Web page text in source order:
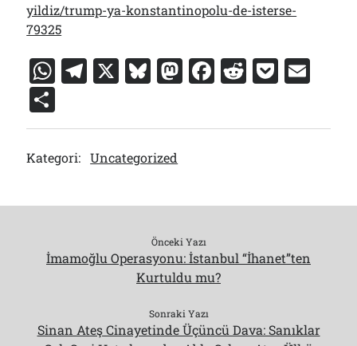
yildiz/trump-ya-konstantinopolu-de-isterse-
79325
W
at
s
A
p
T
e
gr
a
m
X Bl
e
s
k
y
M
st
o
F
c
o
k
R
d
P
c ai
h
ar
e
Kategori: Uncategorized
Önceki Yazı
İmamoğlu Operasyonu: İstanbul “İhanet”ten
Kurtuldu mu?
Sonraki Yazı
Sinan Ateş Cinayetinde Üçüncü Dava: Sanıklar